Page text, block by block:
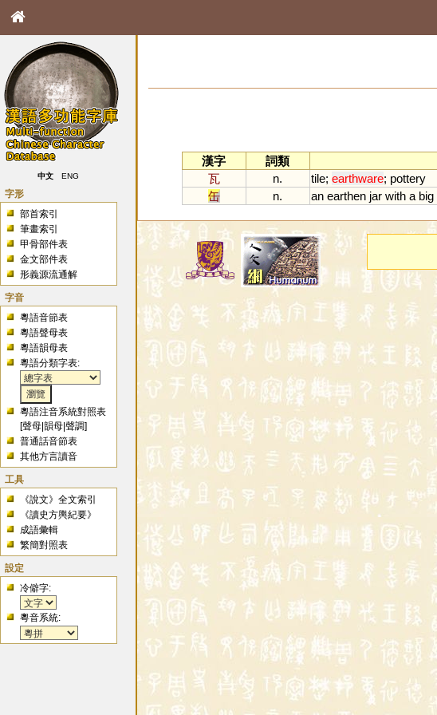
中文 ENG
字形
部首索引
筆畫索引
甲骨部件表
金文部件表
形義源流通解
字音
粵語音節表
粵語聲母表
粵語韻母表
粵語分類字表:
粵語注音系統對照表
[聲母 |韻母 |聲調]
普通話音節表
其他方言讀音
工具
《說文》全文索引
《讀史方輿紀要》
成語彙輯
繁簡對照表
設定
冷僻字:
粵音系統:
漢字
詞類
瓦
n. tile; earthware; pottery
缶
n. an earthen jar with a big